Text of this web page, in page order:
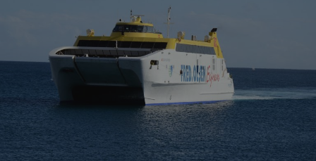
1
30 noches en tu Nest
(Tenerife o Gran
Canaria)
2
Sin fianzas ni
contratos
(cero
papeleo)
3
Todo incluido
(desde
400€/mes)
RESERVA TU